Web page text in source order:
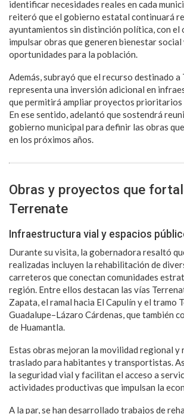
identificar necesidades reales en cada
reiteró que el gobierno estatal continuará
ayuntamientos sin distinción política, con el
impulsar obras que generen bienestar social
oportunidades para la población.
Además, subrayó que el recurso destinado
representa una inversión adicional en
que permitirá ampliar proyectos prioritarios
En ese sentido, adelantó que sostendrá
gobierno municipal para definir las obras
en los próximos años.
Obras y proyectos que
Terrenate
Infraestructura vial y espacios
Durante su visita, la gobernadora resaltó
realizadas incluyen la rehabilitación de
carreteros que conectan comunidades
región. Entre ellos destacan las vías
Zapata, el ramal hacia El Capulín y el tramo
Guadalupe–Lázaro Cárdenas, que también
de Huamantla.
Estas obras mejoran la movilidad regional y
traslado para habitantes y transportistas.
la seguridad vial y facilitan el acceso a
actividades productivas que impulsan la
A la par, se han desarrollado trabajos de